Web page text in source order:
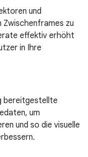
und
zu
effektiv erhöht
in Ihre
bereitgestellte
um
und so die visuelle